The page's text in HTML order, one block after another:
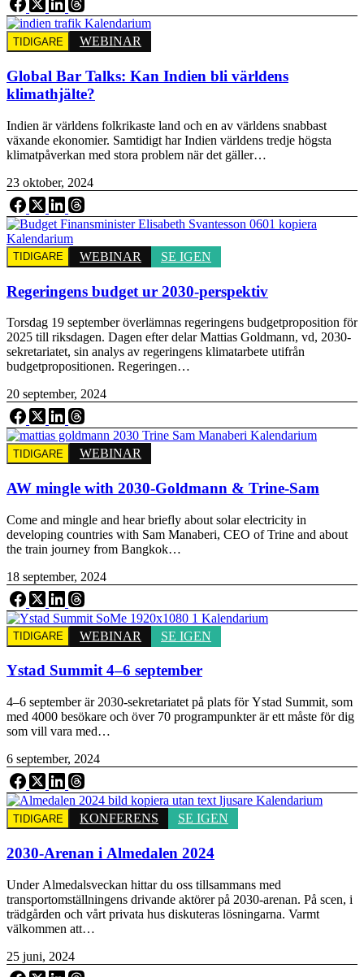
TIDIGARE WEBINAR
Global Bar Talks: Kan Indien bli världens
klimathjälte?
Indien är världens folkrikaste land och en av världens snabbast
växande ekonomier. Samtidigt har Indien världens tredje högsta
klimatpåverkan med stora problem när det gäller…
23 oktober, 2024
TIDIGARE WEBINAR SE IGEN
Regeringens budget ur 2030-perspektiv
Torsdag 19 september överlämnas regeringens budgetproposition för
2025 till riksdagen. Dagen efter delar Mattias Goldmann, vd, 2030-
sekretariatet, sin analys av regeringens klimatarbete utifrån
budgetpropositionen. Regeringen…
20 september, 2024
TIDIGARE WEBINAR
AW mingle with 2030-Goldmann & Trine-Sam
Come and mingle and hear briefly about solar electricity in
developing countries with Sam Manaberi, CEO of Trine and about
the train journey from Bangkok…
18 september, 2024
TIDIGARE WEBINAR SE IGEN
Ystad Summit 4–6 september
4–6 september är 2030-sekretariatet på plats för Ystad Summit, som
med 4000 besökare och över 70 programpunkter är ett måste för dig
som vill vara med…
6 september, 2024
TIDIGARE KONFERENS SE IGEN
2030-Arenan i Almedalen 2024
Under Almedalsveckan hittar du oss tillsammans med
transportomställningens drivande aktörer på 2030-arenan. På scen, i
trädgården och vårt privata hus diskuteras lösningarna. Varmt
välkommen att…
25 juni, 2024